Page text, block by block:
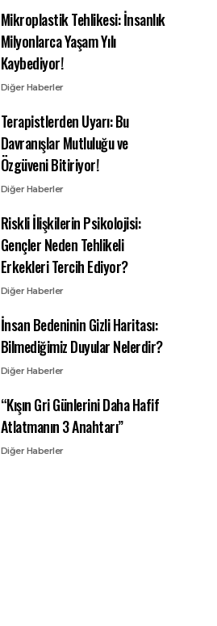
Mikroplastik Tehlikesi: İnsanlık
Milyonlarca Yaşam Yılı
Kaybediyor!
Diğer Haberler
Terapistlerden Uyarı: Bu
Davranışlar Mutluluğu ve
Özgüveni Bitiriyor!
Diğer Haberler
Riskli İlişkilerin Psikolojisi:
Gençler Neden Tehlikeli
Erkekleri Tercih Ediyor?
Diğer Haberler
İnsan Bedeninin Gizli Haritası:
Bilmediğimiz Duyular Nelerdir?
Diğer Haberler
“Kışın Gri Günlerini Daha Hafif
Atlatmanın 3 Anahtarı”
Diğer Haberler